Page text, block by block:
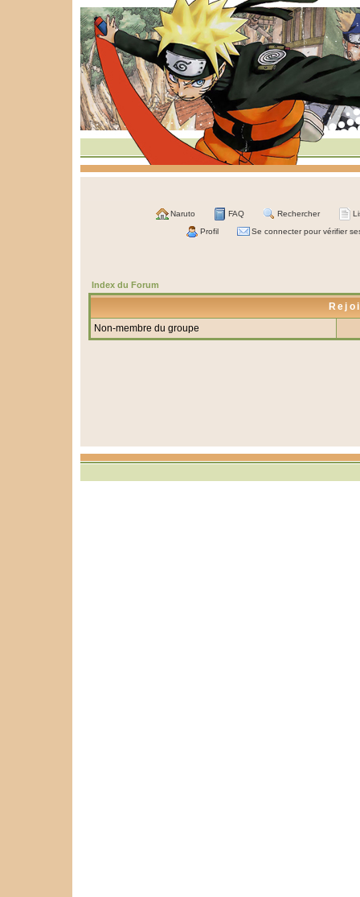
Naruto FAQ Rechercher
Profil Se connecter pour vérifier
Index du Forum
Non-membre du groupe